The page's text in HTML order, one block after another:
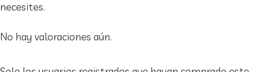
necesites.
No hay valoraciones aún.